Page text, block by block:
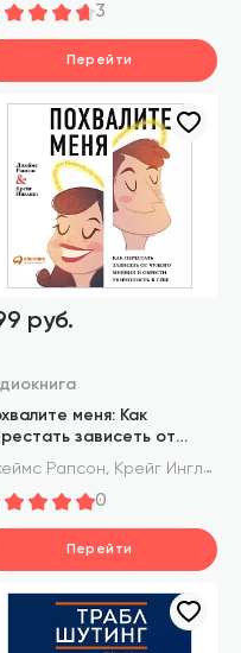
3
Перейти
руб.
меня: Как
зависеть от
мнения и обрести
в себе
Рапсон, Крейг Инглиш
0
Перейти